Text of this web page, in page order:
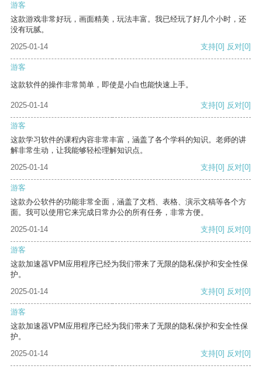
游客
这款游戏非常好玩，画面精美，玩法丰富。我已经玩了好几个小时，还
没有玩腻。
2025-01-14
支持[0] 反对[0]
游客
这款软件的操作非常简单，即使是小白也能快速上手。
2025-01-14 支持[0] 反对[0]
游客
这款学习软件的课程内容非常丰富，涵盖了各个学科的知识。老师的讲
解非常生动，让我能够轻松理解知识点。
2025-01-14
支持[0] 反对[0]
游客
这款办公软件的功能非常全面，涵盖了文档、表格、演示文稿等各个方
面。我可以使用它来完成日常办公的所有任务，非常方便。
2025-01-14
支持[0] 反对[0]
游客
这款加速器VPM应用程序已经为我们带来了无限的隐私保护和安全性保
护。
2025-01-14
支持[0] 反对[0]
游客
这款加速器VPM应用程序已经为我们带来了无限的隐私保护和安全性保
护。
2025-01-14
支持[0] 反对[0]